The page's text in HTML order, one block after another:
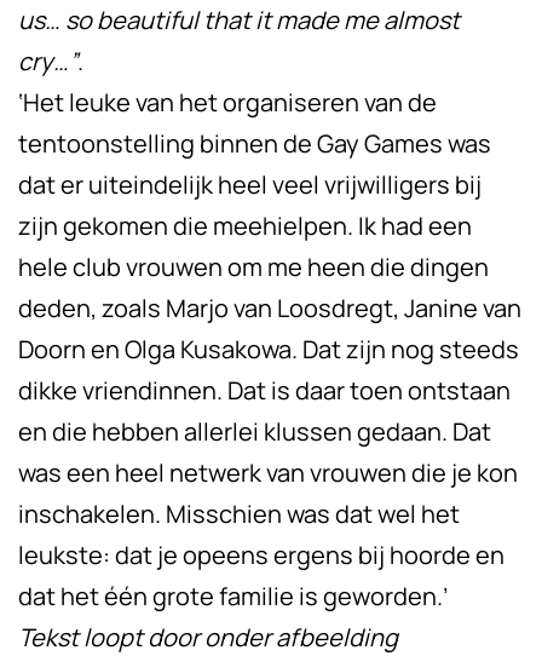
us… so beautiful that it made me almost
cry…”.
‘Het leuke van het organiseren van de
tentoonstelling binnen de Gay Games was
dat er uiteindelijk heel veel vrijwilligers bij
zijn gekomen die meehielpen. Ik had een
hele club vrouwen om me heen die dingen
deden, zoals Marjo van Loosdregt, Janine van
Doorn en Olga Kusakowa. Dat zijn nog steeds
dikke vriendinnen. Dat is daar toen ontstaan
en die hebben allerlei klussen gedaan. Dat
was een heel netwerk van vrouwen die je kon
inschakelen. Misschien was dat wel het
leukste: dat je opeens ergens bij hoorde en
dat het één grote familie is geworden.’
Tekst loopt door onder afbeelding